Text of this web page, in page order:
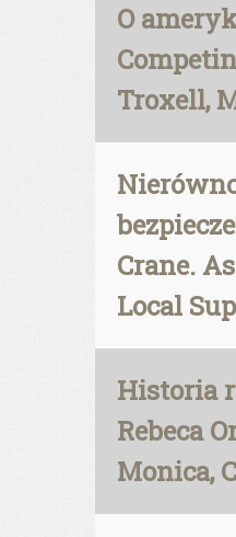
O
Troxell,
Crane.
Local
Historia
Rebeca
Monica,